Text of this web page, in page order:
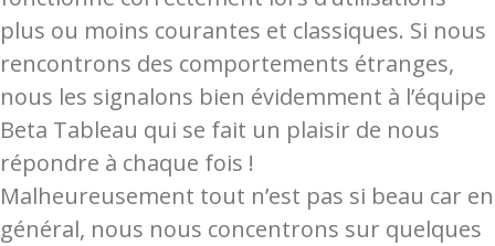
plus ou moins courantes et classiques. Si nous
rencontrons des comportements étranges,
nous les signalons bien évidemment à l’équipe
Beta Tableau qui se fait un plaisir de nous
répondre à chaque fois !
Malheureusement tout n’est pas si beau car en
général, nous nous concentrons sur quelques